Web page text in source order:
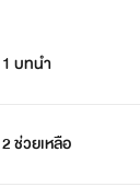
บทนำ
ช่วยเหลือ